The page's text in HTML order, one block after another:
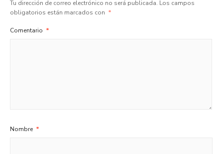
Tu dirección de correo electrónico no será publicada. Los campos
obligatorios están marcados con *
Comentario *
Nombre *